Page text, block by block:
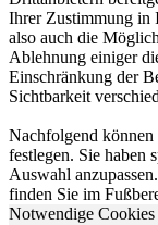
Ihrer Zustimmung in
also auch die
Ablehnung einiger
Einschränkung der
Sichtbarkeit
Nachfolgend können
festlegen. Sie haben
Auswahl
finden Sie im
Notwendige Cookies